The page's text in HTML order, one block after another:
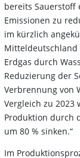
bereits Sauerstoff
Emissionen zu
im kürzlich
Mitteldeutschland
Erdgas durch
Reduzierung der
Verbrennung von
Vergleich zu
Produktion durch
um 80 % sinken.“
Im